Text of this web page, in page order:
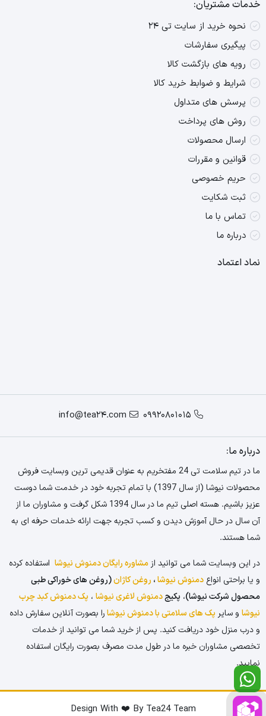
خدمات مشتریان:
نحوه خرید از سایت تی ۲۴
پیگیری سفارشات
رویه های بازگشت کالا
شرایط و ضوابط خرید کالا
پرسش های متداول
روش های پرداخت
ارسال محصولات
قوانین و مقررات
حریم خصوصی
ثبت شکایت
تماس با ما
درباره ما
نماد اعتماد
09920801015
info@tea24.com
درباره ما:
ما در تیم سلامت تی 24 مفتخریم به عنوان قدیمی ترین وبسایت فروش
محصولات نیوشا (از سال 1397) با تمام تجربه خود در خدمت شما دوست
عزیز باشیم. هسته اصلی تیم ما در سال 1394 شکل گرفت و مشاوران ما از
آن سال در حال آموزش دیدن و کسب تجربه جهت ارائه خدمات حرفه ای به
شما هستند.
در این وبسایت شما می توانید ازمشاوره رایگان دمنوش نیوشا استفاده کرده
و یا براحتی انواع دمنوش نیوشا، روغن کاژان(روغن های خوراکی طبی
محصول شرکت نیوشا)، پکیجدمنوش لاغری نیوشا ، پک دمنوش کبد چرب
نیوشا و سایر پک های سلامتی با دمنوش نیوشارا بصورت آنلاین سفارش داده
و درب منزل خود دریافت کنید. پس از خرید شما می توانید از خدمات
تخصصی مشاوران خبره ما در طول مدت مصرف بصورت رایگان استفاده
نمایید.
Design With ❤️ By Tea24 Team